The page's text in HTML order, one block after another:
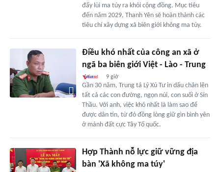
đẩy lùi ma túy ra khỏi cộng đồng. Mục tiêu
đến năm 2029, Thanh Yên sẽ hoàn thành các
tiêu chí xây dựng xã biên giới không ma túy.
Điều khó nhất của công an xã ở
ngã ba biên giới Việt - Lào - Trung
9 giờ
Gần 30 năm, Trung tá Lý Xú Tư in dấu chân lên
tất cả các con đường, ngọn núi, con suối ở Sín
Thầu. Với anh, việc khó nhất là làm sao để
được dân tin, từ đó đồng lòng giữ gìn bình yên
ở mảnh đất cực Tây Tổ quốc.
Hợp Thành nỗ lực giữ vững địa
bàn 'Xã không ma túy'